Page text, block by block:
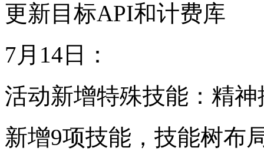
更新目标API和计费库
7月14日：
活动新增特殊技能：精
新增9项技能，技能树布